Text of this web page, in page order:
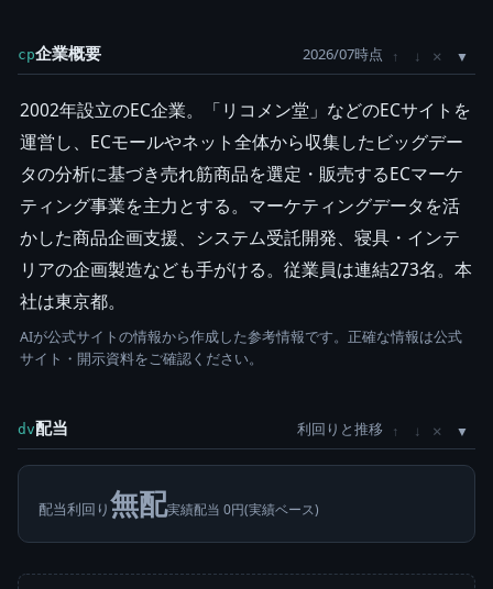
cp企業概要 2026/07時点 ↑ ↓ ×
2002年設立のEC企業。「リコメン堂」などのECサイトを
運営し、ECモールやネット全体から収集したビッグデー
タの分析に基づき売れ筋商品を選定・販売するECマーケ
ティング事業を主力とする。マーケティングデータを活
かした商品企画支援、システム受託開発、寝具・インテ
リアの企画製造なども手がける。従業員は連結273名。本
社は東京都。
AIが公式サイトの情報から作成した参考情報です。正確な情報は公式
サイト・開示資料をご確認ください。
dv配当 利回りと推移 ↑ ↓ ×
配当利回り無配実績配当 0円(実績ベース)